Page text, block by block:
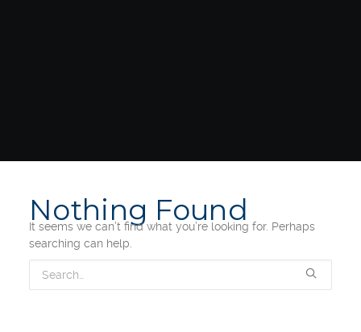
Nothing Found
It seems we can’t find what you’re looking for. Perhaps
searching can help.